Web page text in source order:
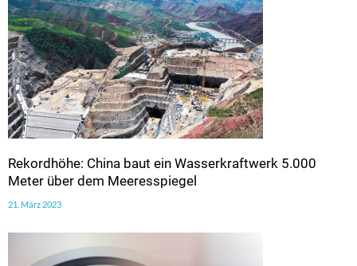
Rekordhöhe: China baut ein Wasserkraftwerk 5.000
Meter über dem Meeresspiegel
21. März 2023